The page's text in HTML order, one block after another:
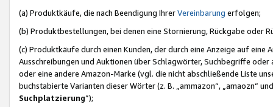
(a) Produktkäufe, die nach Beendigung IhrerVereinbarung erfolgen;
(b) Produktbestellungen, bei denen eine Stornierung, Rückgabe oder
(c) Produktkäufe durch einen Kunden, der durch eine Anzeige auf
Ausschreibungen und Auktionen über Schlagwörter, Suchbegriffe
oder eine andere Amazon-Marke (vgl. die nicht abschließende Liste
buchstabierte Varianten dieser Wörter (z. B. „ammazon“, „amaozn“
Suchplatzierung”);